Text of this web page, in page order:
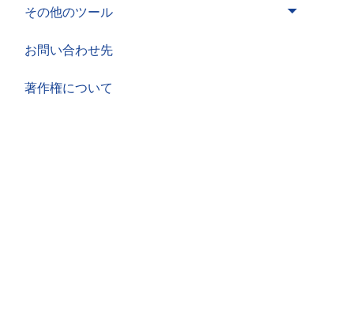
その他のツール
お問い合わせ先
著作権について